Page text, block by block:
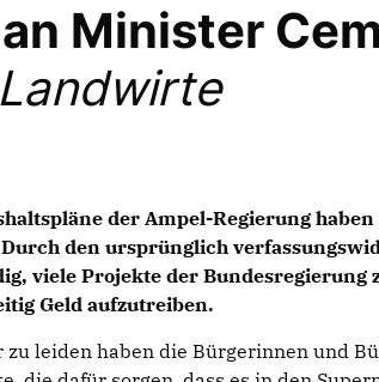
Minister
der Ampel-Regierung
Durch den ursprünglich
viele Projekte der Bundesregierung
Geld aufzutreiben.
zu leiden haben die Bürgerinnen und